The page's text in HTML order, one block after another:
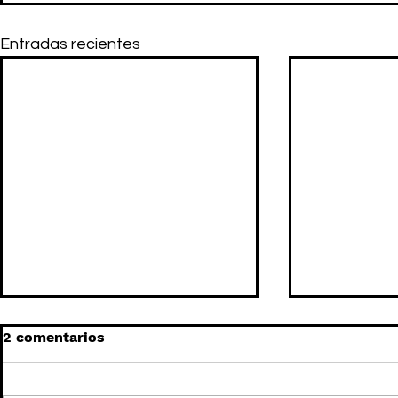
Entradas recientes
2 comentarios